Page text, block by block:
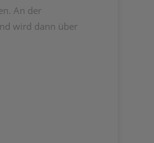
An der
wird dann über